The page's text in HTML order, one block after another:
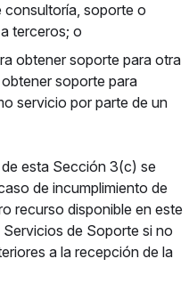
consultoría, soporte o
terceros; o
obtener soporte para otra
soporte para
servicio por parte de un
esta Sección 3(c) se
de incumplimiento de
recurso disponible en este
de Soporte si no
a la recepción de la